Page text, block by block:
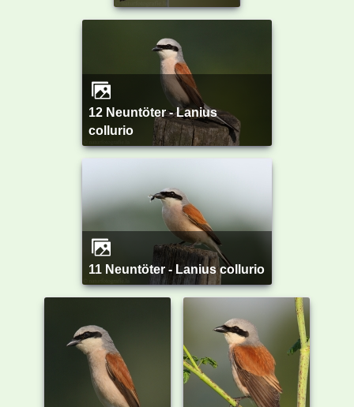
12 Neuntöter - Lanius
collurio
11 Neuntöter - Lanius collurio